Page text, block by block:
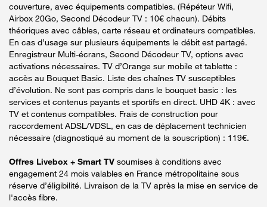
couverture, avec équipements compatibles. (Répéteur Wifi,
Airbox 20Go, Second Décodeur TV : 10€ chacun). Débits
théoriques avec câbles, carte réseau et ordinateurs compatibles.
En cas d’usage sur plusieurs équipements le débit est partagé.
Enregistreur Multi-écrans, Second Décodeur TV, options avec
activations nécessaires. TV d’Orange sur mobile et tablette :
accès au Bouquet Basic. Liste des chaînes TV susceptibles
d’évolution. Ne sont pas compris dans le bouquet basic : les
services et contenus payants et sportifs en direct. UHD 4K : avec
TV et contenus compatibles. Frais de construction pour
raccordement ADSL/VDSL, en cas de déplacement technicien
nécessaire (diagnostiqué au moment de la souscription) : 119€.
Offres Livebox + Smart TV soumises à conditions avec
engagement 24 mois valables en France métropolitaine sous
réserve d’éligibilité. Livraison de la TV après la mise en service de
l'accès fibre.